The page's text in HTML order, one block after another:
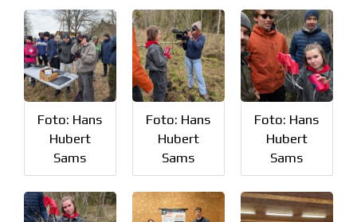
Foto: Hans
Hubert
Sams
Foto: Hans
Hubert
Sams
Foto: Hans
Hubert
Sams